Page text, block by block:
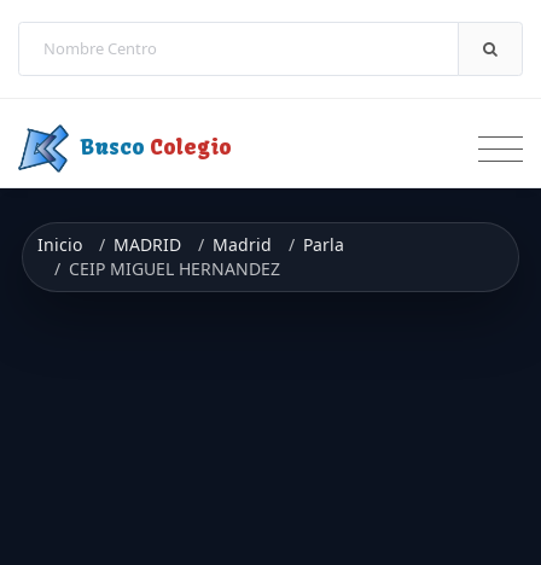
Busco Colegio
Inicio MADRID Madrid
Parla
CEIP MIGUEL HERNANDEZ